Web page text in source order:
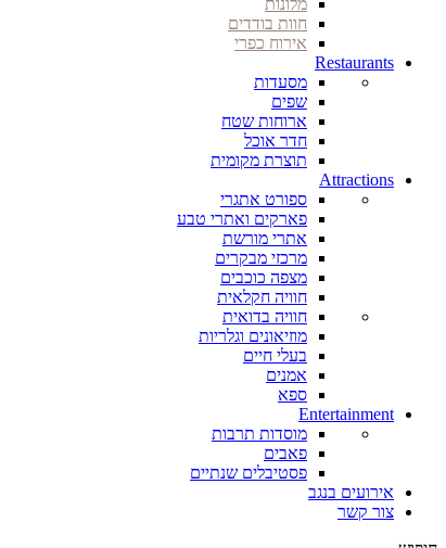
מלונות
חוות בודדים
אירוח כפרי
Restaurants
מסעדות
שפים
ארוחות שטח
חדר אוכל
תוצרת מקומית
Attractions
ספורט אתגרי
פארקים ואתרי טבע
אתרי מורשת
מרכזי מבקרים
מצפה כוכבים
חוויה חקלאית
חוויה בדואית
מוזיאונים וגלריות
בעלי חיים
אמנים
ספא
Entertainment
מוסדות תרבות
פאבים
פסטיבלים שנתיים
אירועים בנגב
צור קשר